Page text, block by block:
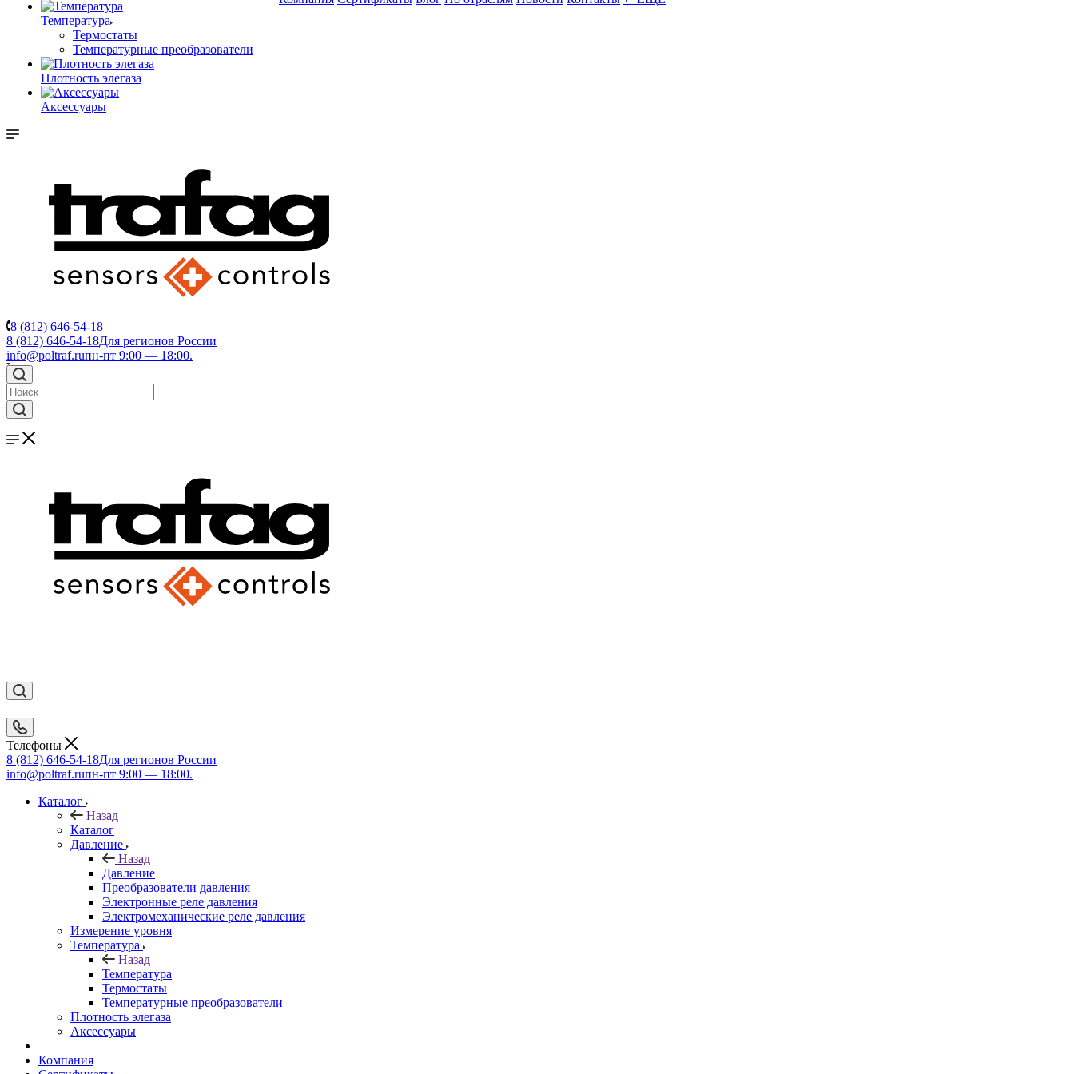
Температура
Термостаты
Температурные преобразователи
Плотность элегаза
Аксессуары
8 (812) 646-54-18
8 (812) 646-54-18Для регионов России
info@poltraf.ruпн-пт 9:00 — 18:00.
Телефоны
8 (812) 646-54-18Для регионов России
info@poltraf.ruпн-пт 9:00 — 18:00.
Каталог
Назад
Каталог
Давление
Назад
Давление
Преобразователи давления
Электронные реле давления
Электромеханические реле давления
Измерение уровня
Температура
Назад
Температура
Термостаты
Температурные преобразователи
Плотность элегаза
Аксессуары
Компания